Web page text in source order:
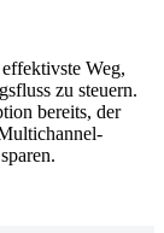
Weg,
zu steuern.
bereits, der